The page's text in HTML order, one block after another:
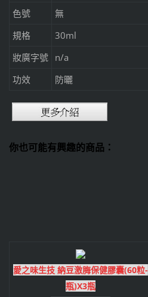
色號
無
規格
30ml
妝廣字號
n/a
功效
防曬
你也可能有興趣的商品：
愛之味生技 納豆激脢保健膠囊(60粒-
瓶)X3瓶